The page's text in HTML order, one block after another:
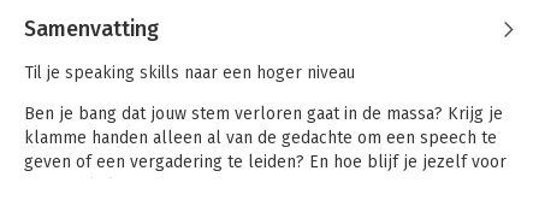
Samenvatting
Til je speaking skills naar een hoger niveau
Ben je bang dat jouw stem verloren gaat in de massa? Krijg je
klamme handen alleen al van de gedachte om een speech te
geven of een vergadering te leiden? En hoe blijf je jezelf voor